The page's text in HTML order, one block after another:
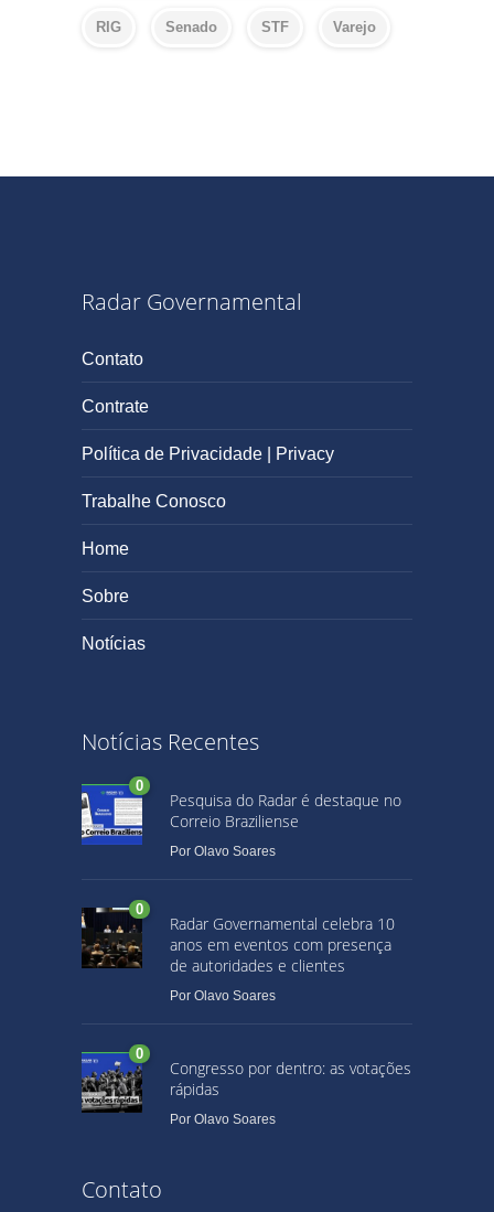
RIG Senado STF Varejo
Radar Governamental
Contato
Contrate
Política de Privacidade | Privacy
Trabalhe Conosco
Home
Sobre
Notícias
Notícias Recentes
0
Pesquisa do Radar é destaque no
Correio Braziliense
Por Olavo Soares
0
Radar Governamental celebra 10
anos em eventos com presença
de autoridades e clientes
Por Olavo Soares
0
Congresso por dentro: as votações
rápidas
Por Olavo Soares
Contato